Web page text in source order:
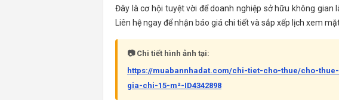
Đây là cơ hội tuyệt vời để doanh nghiệp sở hữu không
Liên hệ ngay để nhận báo giá chi tiết và sắp xếp lịch xem
📷 Chi tiết hình ảnh tại:
https://muabannhadat.com/chi-tiet-cho-thue/cho-
gia-chi-15-m²-ID4342898